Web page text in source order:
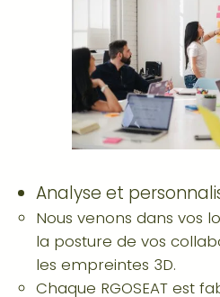
Analyse et
Nous venons dans vos
la posture de vos
les empreintes 3D.
Chaque RGOSEAT est